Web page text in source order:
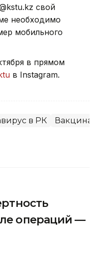
свой
необходимо
мобильного
в прямом
в Instagram.
в РК
операций —